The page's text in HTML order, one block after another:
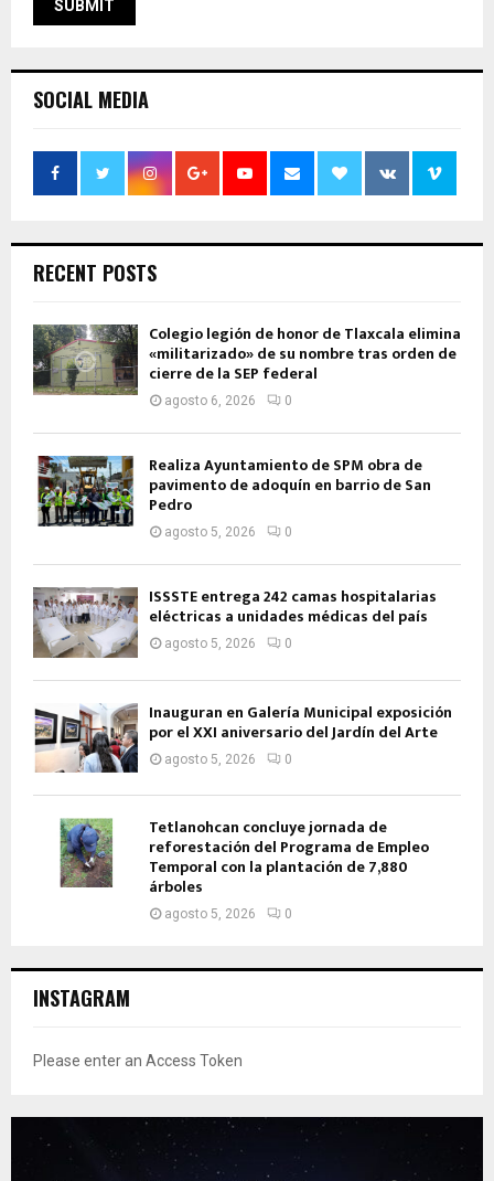
SOCIAL MEDIA
RECENT POSTS
Colegio legión de honor de Tlaxcala elimina
«militarizado» de su nombre tras orden de
cierre de la SEP federal
agosto 6, 2026 0
Realiza Ayuntamiento de SPM obra de
pavimento de adoquín en barrio de San
Pedro
agosto 5, 2026 0
ISSSTE entrega 242 camas hospitalarias
eléctricas a unidades médicas del país
agosto 5, 2026 0
Inauguran en Galería Municipal exposición
por el XXI aniversario del Jardín del Arte
agosto 5, 2026 0
Tetlanohcan concluye jornada de
reforestación del Programa de Empleo
Temporal con la plantación de 7,880
árboles
agosto 5, 2026 0
INSTAGRAM
Please enter an Access Token